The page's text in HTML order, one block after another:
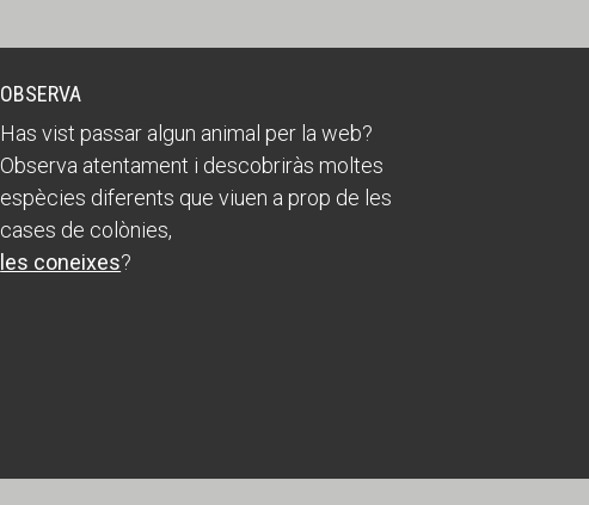
OBSERVA
Has vist passar algun animal per la web?
Observa atentament i descobriràs moltes
espècies diferents que viuen a prop de les
cases de colònies,
les coneixes?